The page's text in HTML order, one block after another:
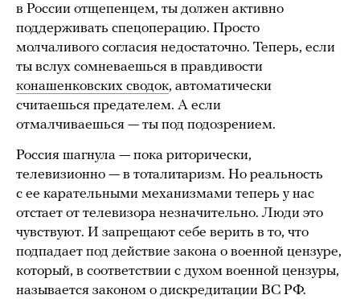
в России отщепенцем, ты должен активно
поддерживать спецоперацию. Просто
молчаливого согласия недостаточно. Теперь, если
ты вслух сомневаешься в правдивости
конашенковских сводок, автоматически
считаешься предателем. А если
отмалчиваешься — ты под подозрением.
Россия шагнула — пока риторически,
телевизионно — в тоталитаризм. Но реальность
с ее карательными механизмами теперь у нас
отстает от телевизора незначительно. Люди это
чувствуют. И запрещают себе верить в то, что
подпадает под действие закона о военной цензуре,
который, в соответствии с духом военной цензуры,
называется законом о дискредитации ВС РФ.